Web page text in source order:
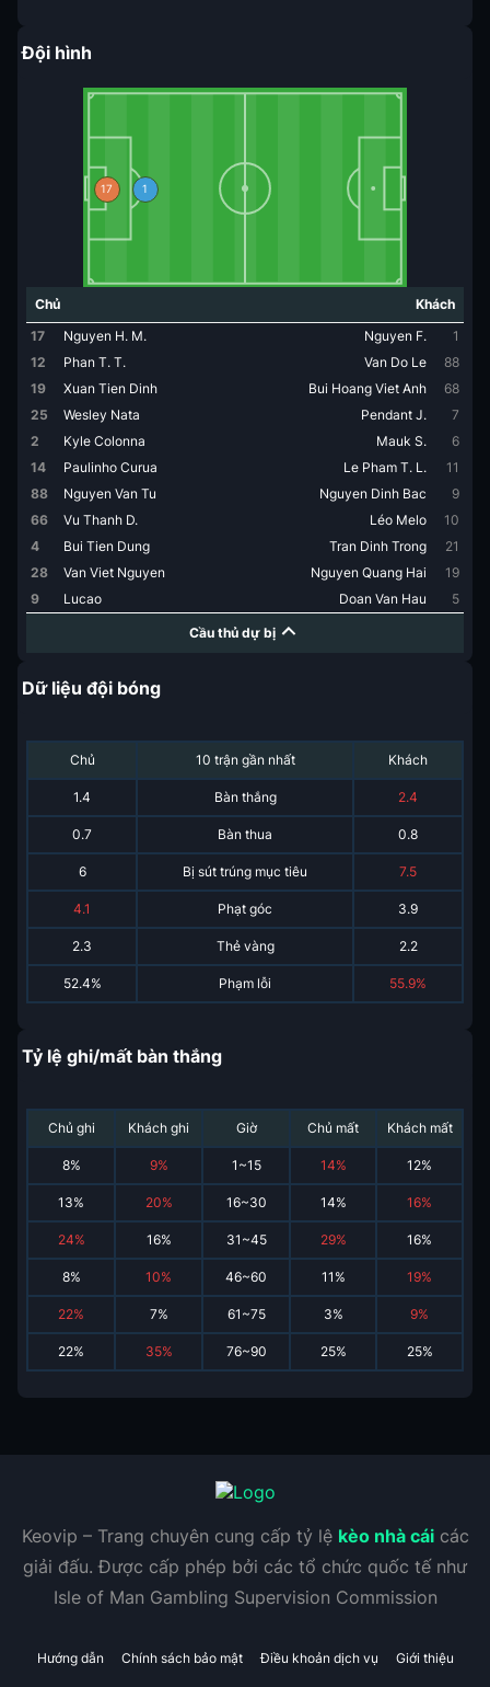
Đội hình
17 1
Chủ
Khách
17
Nguyen H. M. Nguyen F.
1
12
Phan T. T. Van Do Le
88
19
Xuan Tien Dinh Bui Hoang Viet Anh
68
25
Wesley Nata Pendant J.
7
2
Kyle Colonna Mauk S.
6
14
Paulinho Curua Le Pham T. L.
11
88
Nguyen Van Tu Nguyen Dinh Bac
9
66
Vu Thanh D. Léo Melo
10
4
Bui Tien Dung Tran Dinh Trong
21
28
Van Viet Nguyen Nguyen Quang Hai
19
9
Lucao Doan Van Hau 5
Cầu thủ dự bị
Dữ liệu đội bóng
Chủ 10 trận gần nhất Khách
1.4 Bàn thắng 2.4
0.7 Bàn thua 0.8
6 Bị sút trúng mục tiêu 7.5
4.1 Phạt góc 3.9
2.3 Thẻ vàng 2.2
52.4% Phạm lỗi 55.9%
Tỷ lệ ghi/mất bàn thắng
Chủ ghi Khách ghi Giờ Chủ mất Khách mất
8% 9% 1~15 14% 12%
13% 20% 16~30 14% 16%
24% 16% 31~45 29% 16%
8% 10% 46~60 11 % 19%
22% 7% 61~75 3% 9%
22% 35% 76~90 25% 25%
Keovip – Trang chuyên cung cấp tỷ lệ kèo nhà cáicác
giải đấu. Được cấp phép bởi các tổ chức quốc tế như
Isle of Man Gambling Supervision Commission
Hướng dẫn Chính sách bảo mật Điều khoản dịch vụ Giới thiệu